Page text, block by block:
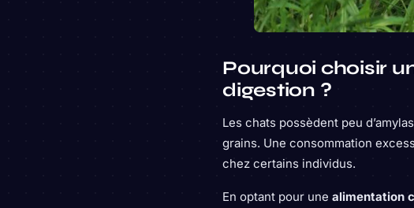
Pourquoi choisir
digestion ?
Les chats possèdent peu
grains. Une consommation
chez certains individus.
En optant pour une alimentation